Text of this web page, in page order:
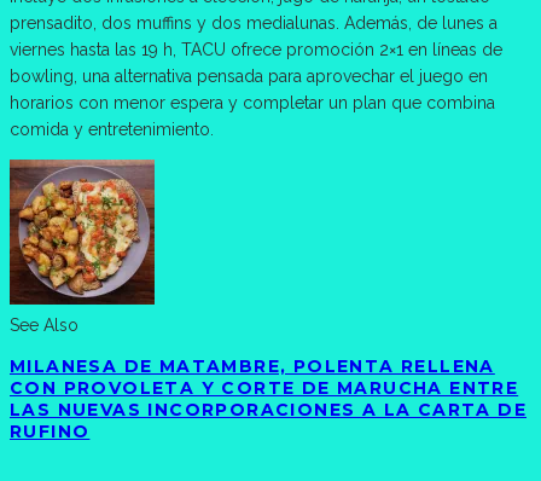
prensadito, dos muffins y dos medialunas. Además, de lunes a
viernes hasta las 19 h, TACU ofrece promoción 2×1 en líneas de
bowling, una alternativa pensada para aprovechar el juego en
horarios con menor espera y completar un plan que combina
comida y entretenimiento.
See Also
MILANESA DE MATAMBRE, POLENTA RELLENA
CON PROVOLETA Y CORTE DE MARUCHA ENTRE
LAS NUEVAS INCORPORACIONES A LA CARTA DE
RUFINO